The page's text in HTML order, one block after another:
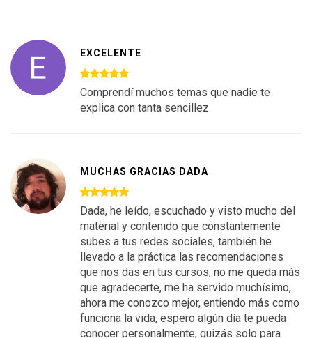
EXCELENTE
Comprendí muchos temas que nadie te
explica con tanta sencillez
MUCHAS GRACIAS DADA
Dada, he leído, escuchado y visto mucho del
material y contenido que constantemente
subes a tus redes sociales, también he
llevado a la práctica las recomendaciones
que nos das en tus cursos, no me queda más
que agradecerte, me ha servido muchísimo,
ahora me conozco mejor, entiendo más como
funciona la vida, espero algún día te pueda
conocer personalmente, quizás solo para